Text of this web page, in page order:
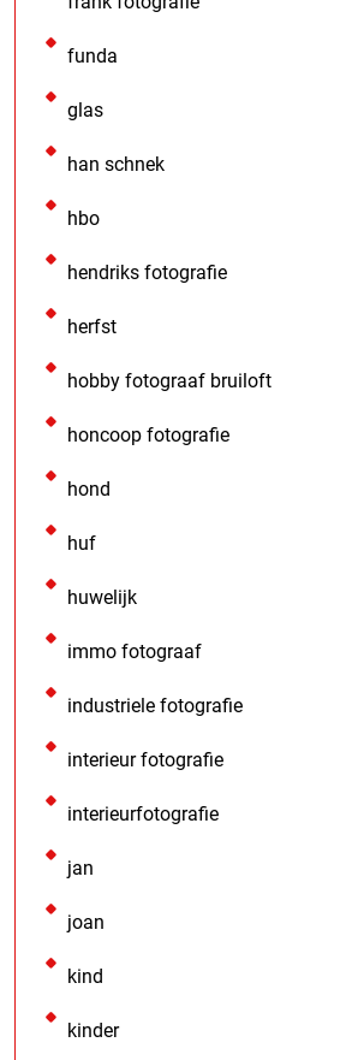
funda
glas
han schnek
hbo
hendriks fotografie
herfst
hobby fotograaf bruiloft
honcoop fotografie
hond
huf
huwelijk
immo fotograaf
industriele fotografie
interieur fotografie
interieurfotografie
jan
joan
kind
kinder